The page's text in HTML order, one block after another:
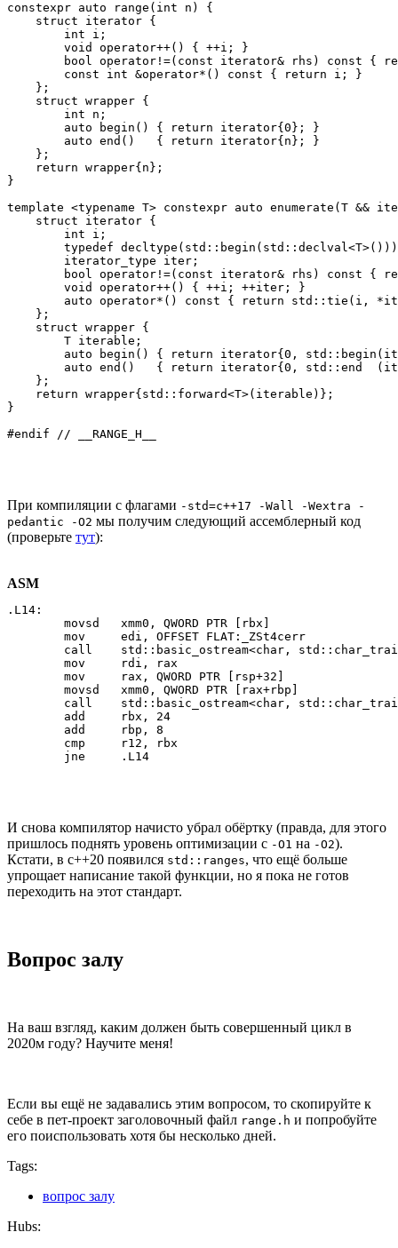
constexpr auto range(int n) {
    struct iterator {
        int i;
        void operator++() { ++i; }
bool operator!=(const iterator& rhs) const {
        const int &operator*() const { return i; }
    };
    struct wrapper {
        int n;
        auto begin() { return iterator{0}; }
        auto end()   { return iterator{n}; }
    };
    return wrapper{n};
}
template <typename T> constexpr auto enumerate(T &&
    struct iterator {
        int i;
typedef
        iterator_type iter;
bool operator!=(const iterator& rhs) const {
        void operator++() { ++i; ++iter; }
auto operator*() const { return std::tie(i,
    };
    struct wrapper {
        T iterable;
auto begin() { return iterator{0,
auto end()   { return iterator{0, std::end
    };
    return wrapper{std::forward<T>(iterable)};
}
#endif // __RANGE_H__
При компиляции с флагами -std=c++17 -Wall -Wextra -
pedantic -O2 мы получим следующий ассемблерный код
(проверьте тут):
ASM
.L14:
        movsd   xmm0, QWORD PTR [rbx]
        mov     edi, OFFSET FLAT:_ZSt4cerr
call    std::basic_ostream<char,
        mov     rdi, rax
        mov     rax, QWORD PTR [rsp+32]
        movsd   xmm0, QWORD PTR [rax+rbp]
call    std::basic_ostream<char,
        add     rbx, 24
        add     rbp, 8
        cmp     r12, rbx
        jne     .L14
И снова компилятор начисто убрал обёртку (правда, для этого
пришлось поднять уровень оптимизации с -O1 на -O2).
Кстати, в c++20 появился std::ranges, что ещё больше
упрощает написание такой функции, но я пока не готов
переходить на этот стандарт.
Вопрос залу
На ваш взгляд, каким должен быть совершенный цикл в
2020м году? Научите меня!
Если вы ещё не задавались этим вопросом, то скопируйте к
себе в пет-проект заголовочный файл range.h и попробуйте
его поиспользовать хотя бы несколько дней.
Tags:
вопрос залу
Hubs: